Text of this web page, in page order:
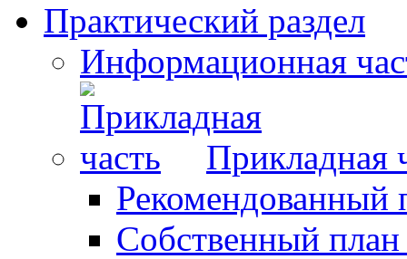
Практический раздел
Информационная
Прикладная
Рекомендованный
Собственный